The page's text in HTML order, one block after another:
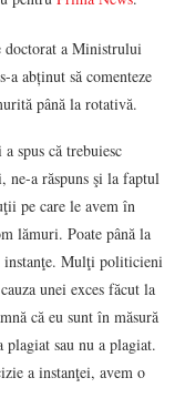
doctorat a Ministrului
abținut să comenteze
până la rotativă.
spus că trebuiesc
ne-a răspuns şi la faptul
pe care le avem în
lămuri. Poate până la
instanţe. Mulţi politicieni
unei exces făcut la
că eu sunt în măsură
plagiat sau nu a plagiat.
a instanţei, avem o